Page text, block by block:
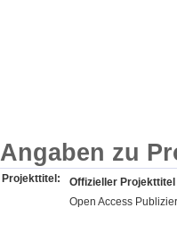
Angaben zu
Projekttitel:
Offizieller Projekttitel
Open Access